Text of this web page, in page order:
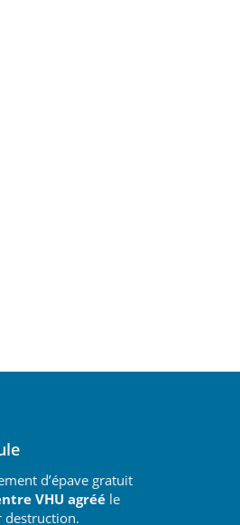
d’épave gratuit
VHU agréé le
destruction.